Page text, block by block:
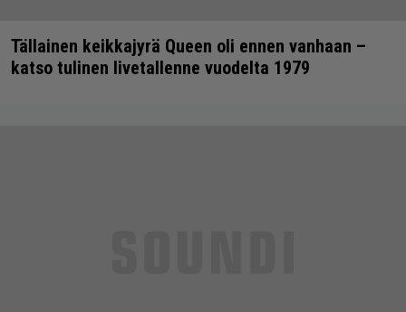
Tällainen keikkajyrä Queen oli ennen vanhaan –
katso tulinen livetallenne vuodelta 1979